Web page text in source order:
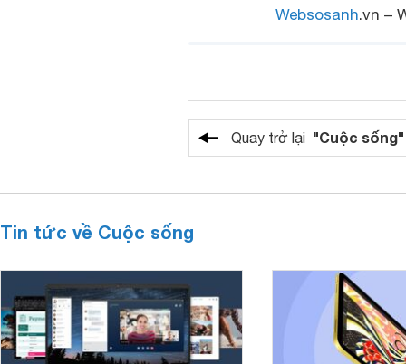
Websosanh.vn –
Quay trở lại "Cuộc sống"
Tin tức về Cuộc sống